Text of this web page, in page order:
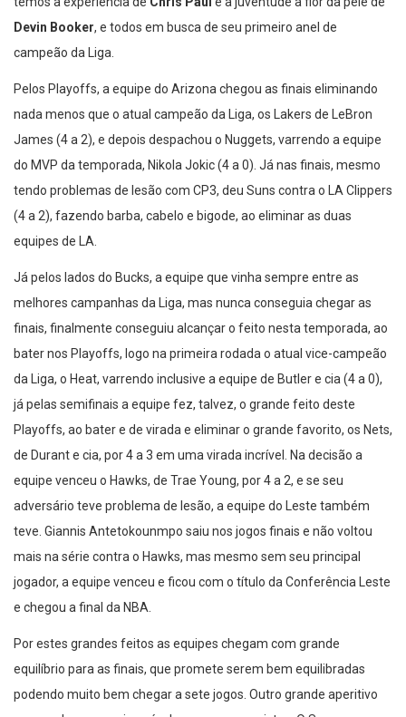
temos a experiencia de Chris Paul e a juventude a flor da pele de
Devin Booker, e todos em busca de seu primeiro anel de
campeão da Liga.
Pelos Playoffs, a equipe do Arizona chegou as finais eliminando
nada menos que o atual campeão da Liga, os Lakers de LeBron
James (4 a 2), e depois despachou o Nuggets, varrendo a equipe
do MVP da temporada, Nikola Jokic (4 a 0). Já nas finais, mesmo
tendo problemas de lesão com CP3, deu Suns contra o LA Clippers
(4 a 2), fazendo barba, cabelo e bigode, ao eliminar as duas
equipes de LA.
Já pelos lados do Bucks, a equipe que vinha sempre entre as
melhores campanhas da Liga, mas nunca conseguia chegar as
finais, finalmente conseguiu alcançar o feito nesta temporada, ao
bater nos Playoffs, logo na primeira rodada o atual vice-campeão
da Liga, o Heat, varrendo inclusive a equipe de Butler e cia (4 a 0),
já pelas semifinais a equipe fez, talvez, o grande feito deste
Playoffs, ao bater e de virada e eliminar o grande favorito, os Nets,
de Durant e cia, por 4 a 3 em uma virada incrível. Na decisão a
equipe venceu o Hawks, de Trae Young, por 4 a 2, e se seu
adversário teve problema de lesão, a equipe do Leste também
teve. Giannis Antetokounmpo saiu nos jogos finais e não voltou
mais na série contra o Hawks, mas mesmo sem seu principal
jogador, a equipe venceu e ficou com o título da Conferência Leste
e chegou a final da NBA.
Por estes grandes feitos as equipes chegam com grande
equilíbrio para as finais, que promete serem bem equilibradas
podendo muito bem chegar a sete jogos. Outro grande aperitivo